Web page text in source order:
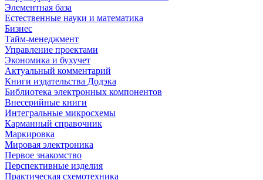
Элементная база
Естественные науки и математика
Бизнес
Тайм-менеджмент
Управление проектами
Экономика и бухучет
Актуальный комментарий
Книги издательства Додэка
Библиотека электронных компонентов
Внесерийные книги
Интегральные микросхемы
Карманный справочник
Маркировка
Мировая электроника
Первое знакомство
Перспективные изделия
Практическая схемотехника